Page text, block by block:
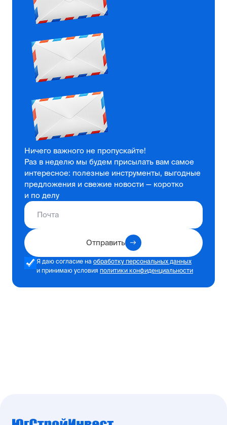
Ничего важного не пропускайте!
Раз в неделю мы будем присылать вам самое
интересное: полезные инструменты, выгодные
предложения и свежие новости — коротко
и по делу
Отправить
Я даю согласие на обработку персональных данных
и принимаю условия политики конфиденциальности